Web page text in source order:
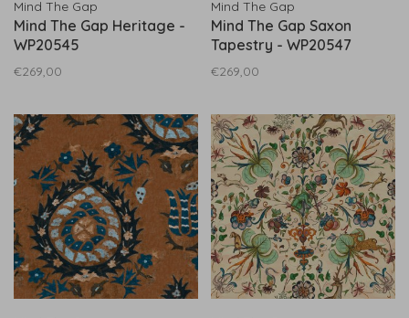
Mind The Gap
Mind The Gap Heritage -
WP20545
€269,00
Mind The Gap
Mind The Gap Saxon
Tapestry - WP20547
€269,00